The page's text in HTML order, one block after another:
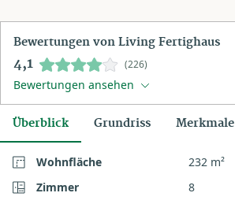
Bewertungen von Living Fertighaus
4,1 (226)
Bewertungen ansehen
Überblick Grundriss Merkmale
Wohnfläche
232 m²
Zimmer
8